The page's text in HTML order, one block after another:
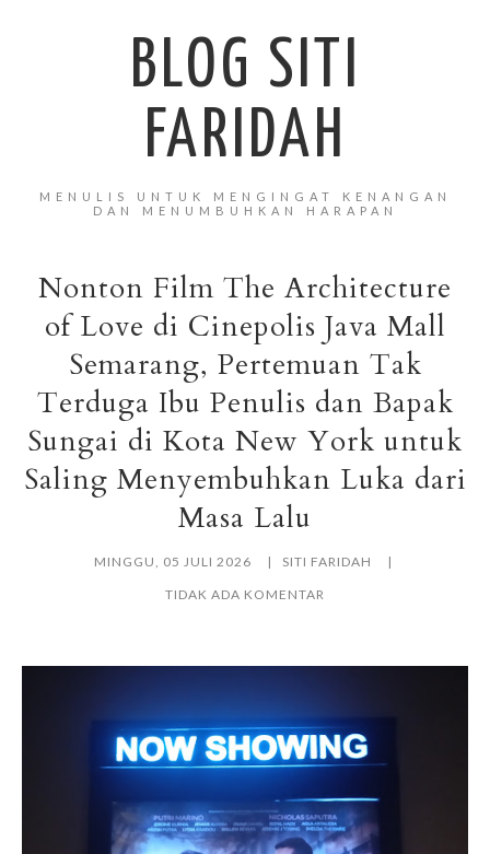
BLOG SITI
FARIDAH
MENULIS UNTUK MENGINGAT KENANGAN
DAN MENUMBUHKAN HARAPAN
Nonton Film The Architecture
of Love di Cinepolis Java Mall
Semarang, Pertemuan Tak
Terduga Ibu Penulis dan Bapak
Sungai di Kota New York untuk
Saling Menyembuhkan Luka dari
Masa Lalu
MINGGU, 05 JULI 2026
SITI FARIDAH
TIDAK ADA KOMENTAR